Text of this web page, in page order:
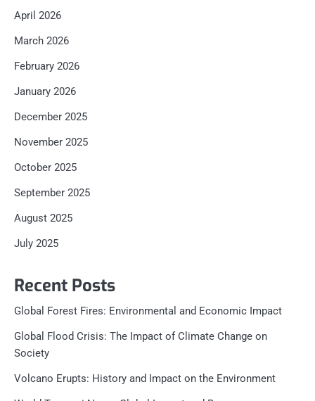
April 2026
March 2026
February 2026
January 2026
December 2025
November 2025
October 2025
September 2025
August 2025
July 2025
Recent Posts
Global Forest Fires: Environmental and Economic Impact
Global Flood Crisis: The Impact of Climate Change on
Society
Volcano Erupts: History and Impact on the Environment